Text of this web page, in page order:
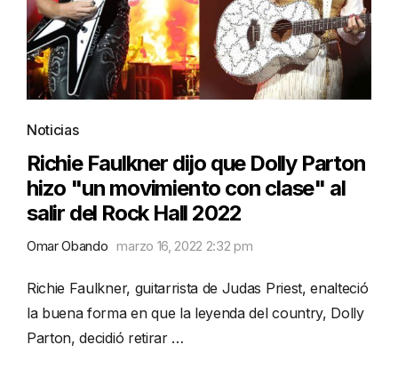
Noticias
Richie Faulkner dijo que Dolly Parton
hizo "un movimiento con clase" al
salir del Rock Hall 2022
Omar Obando marzo 16, 2022 2:32 pm
Richie Faulkner, guitarrista de Judas Priest, enalteció
la buena forma en que la leyenda del country, Dolly
Parton, decidió retirar …